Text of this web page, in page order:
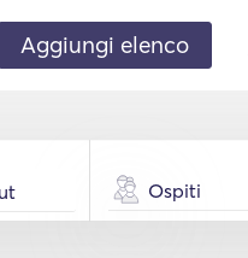
Aggiungi elenco
Ospiti